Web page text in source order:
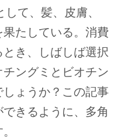
て、髪、皮膚、
たしている。消費
き、しばしば選択
ングミとビオチン
ょうか？この記事
きるように、多角